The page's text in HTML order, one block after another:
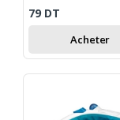
79 DT
Acheter